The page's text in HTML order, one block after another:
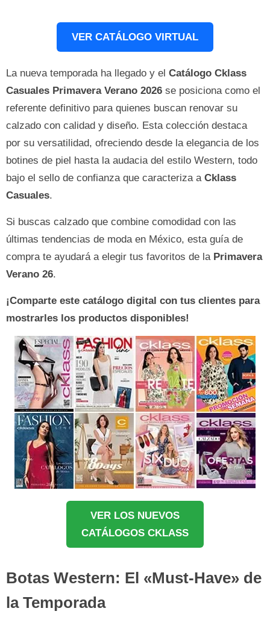
VER CATÁLOGO VIRTUAL
La nueva temporada ha llegado y el Catálogo Cklass
Casuales Primavera Verano 2026 se posiciona como el
referente definitivo para quienes buscan renovar su
calzado con calidad y diseño. Esta colección destaca
por su versatilidad, ofreciendo desde la elegancia de los
botines de piel hasta la audacia del estilo Western, todo
bajo el sello de confianza que caracteriza a Cklass
Casuales.
Si buscas calzado que combine comodidad con las
últimas tendencias de moda en México, esta guía de
compra te ayudará a elegir tus favoritos de la Primavera
Verano 26.
¡Comparte este catálogo digital con tus clientes para
mostrarles los productos disponibles!
VER LOS NUEVOS
CATÁLOGOS CKLASS
Botas Western: El «Must-Have» de
la Temporada